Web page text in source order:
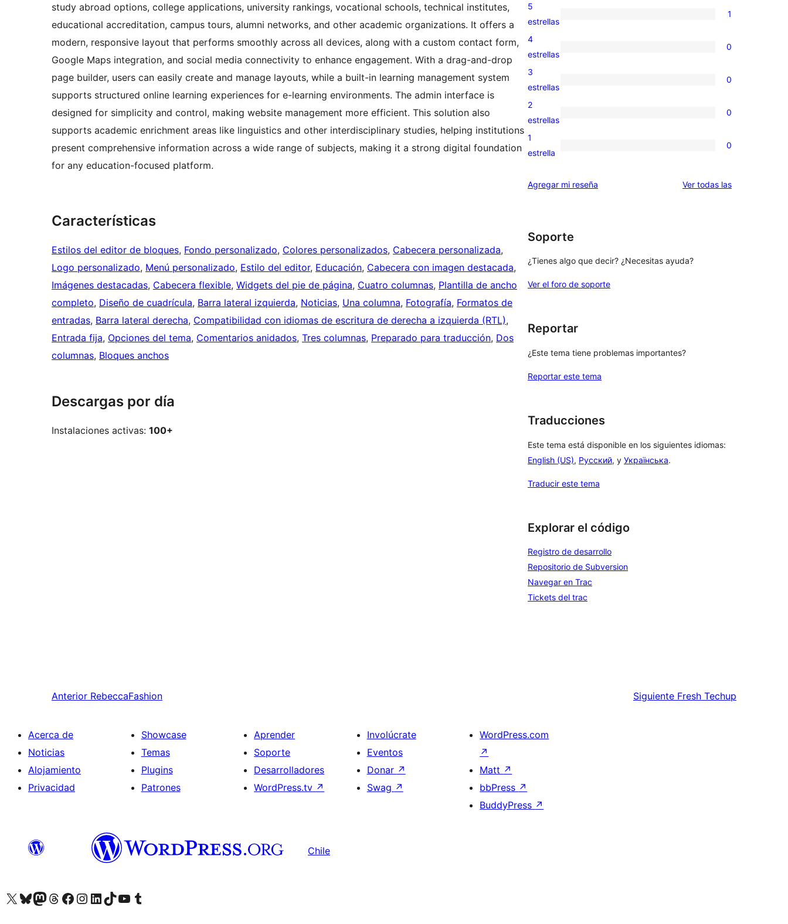
study abroad options, college applications, university rankings, vocational schools, technical institutes,
educational accreditation, campus tours, alumni networks, and other academic organizations. It offers a
modern, responsive layout that performs smoothly across all devices, along with a custom contact form,
Google Maps integration, and social media connectivity to enhance engagement. With a drag-and-drop
page builder, users can easily create and manage layouts, while a built-in learning management system
supports structured online learning experiences for e-learning environments. The admin interface is
designed for simplicity and control, making website management more efficient. This solution also
supports academic enrichment areas like linguistics and other interdisciplinary studies, helping institutions
present comprehensive information across a wide range of subjects, making it a strong digital foundation
for any education-focused platform.
Características
Estilos del editor de bloques, Fondo personalizado, Colores personalizados, Cabecera personalizada
Logo personalizado, Menú personalizado, Estilo del editor, Educación, Cabecera con imagen destacada
Imágenes destacadas, Cabecera flexible, Widgets del pie de página, Cuatro columnas, Plantilla de ancho
completo, Diseño de cuadrícula, Barra lateral izquierda, Noticias, Una columna, Fotografía, Formatos de
entradas, Barra lateral derecha, Compatibilidad con idiomas de escritura de derecha a izquierda (RTL)
Entrada fija, Opciones del tema, Comentarios anidados, Tres columnas, Preparado para traducción, Dos
columnas, Bloques anchos
Descargas por día
Instalaciones activas: 100+
1
valoración
de
5
estrellas
1
0
valoraciones
de
4
estrellas
0
0
valoraciones
de
3
estrellas
0
0
valoraciones
de
estrellas
2
estrellas
0
0
de
1
estrella
0
Agregar mi reseña Ver todas lasreseñas
Soporte
¿Tienes algo que decir? ¿Necesitas ayuda?
Ver el foro de soporte
Reportar
¿Este tema tiene problemas importantes?
Reportar este tema
Traducciones
Este tema está disponible en los siguientes idiomas:
English (US), Русский, y Українська.
Traducir este tema
Explorar el código
Registro de desarrollo
Repositorio de Subversion
Navegar en Trac
Tickets del trac
Anterior RebeccaFashion Siguiente Fresh Techup
Acerca de
Noticias
Alojamiento
Privacidad
Showcase
Temas
Plugins
Patrones
Aprender
Soporte
Desarrolladores
WordPress.tv ↗
Involúcrate
Eventos
Donar ↗
Swag ↗
WordPress.com
↗
Matt ↗
bbPress ↗
BuddyPress ↗
Chile
Visita nuestra cuenta de X (anteriormente Twitter)
Visita nuestra cuenta de Bluesky
Visita nuestra cuenta de Mastodon
Visita nuestra cuenta de Threads
Visita nuestra página de Facebook
Visita nuestra cuenta de Instagram
Visita nuestra cuenta de LinkedIn
Visita nuestra cuenta de TikTok
Visita nuestro canal de YouTube
Visita nuestra cuenta de Tumblr